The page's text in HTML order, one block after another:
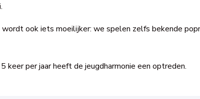
ook iets moeilijker: we spelen zelfs bekende
keer per jaar heeft de jeugdharmonie een optreden.